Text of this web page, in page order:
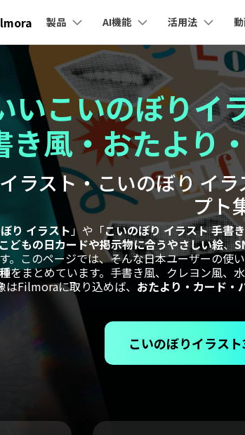
製品
ドローソフト
ップソフト
PDF編集
PDFelement
PDF編集ソフト
PDFelement Cloud
電子署名とクラウドサ
HiPDF
PDF編集オンラインツ
Wondershare
法人・教育・パートナー
ソリューション
PDF ソリューション
PDFelement
作図＆製図
EdrawMind
EdrawMax
企
会社概要
創業者
採用情報
お問い
製品
編集ソフト
ソフト
プリ
編集アプリ
エイティブアセット）
製品機能
動画
画面録画
キーフレーム
サブシーケンス NEW
平面トラッキング
NEW
AI機能
AI機能
AI 画像から動画生成
Veo 3.1
AI テキストから動画生成
Veo 3.1
AI画像生成
AI 延長 NEW
AI オブジェクトリムーバー
NEW
AI 動
NEW
AI 音
テキ
AI ポ
AI自
活用法
ザー層
サー
ビデオソリューシ
YouTube収益化
オープニング動画
プロモーションビデオ
と方法
連知識 NEW
・テクニック
め
YouTube・SNS動画
YouTubeショート動画作
ソーシャルメディア動画
YouTube動画エディタで
Youtubeのオープニング動
YouTube動画編集ソフト
もっと見
情報
クリエイターハブ
クリエイターハブで無限の創造性を発揮しよう
ドを学ぶ
Filmora動作環境
サポートされている形式、デバイス、GPU の完全なリ
友達紹介プログラム
招待して、ポイントを獲得しよう！
カ
お
り
お
無
だ
バ
け
いこいのぼりイ
き風・おたより
ラスト・こいのぼり イ
プト
り イラスト」や「こいのぼり イラスト 手書き
こどもの日カードや掲示物に合うやさしい絵、
。このページでは、そんな日本ユーザーの使い
をまとめています。手書き風、クレヨン風、
Filmoraに取り込めば、 おたより・カード・
こいのぼりイラス